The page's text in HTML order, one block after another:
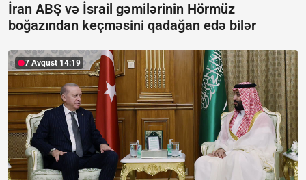
İran ABŞ və İsrail gəmilərinin Hörmüz
boğazından keçməsini qadağan edə bilər
7 Avqust 14:19